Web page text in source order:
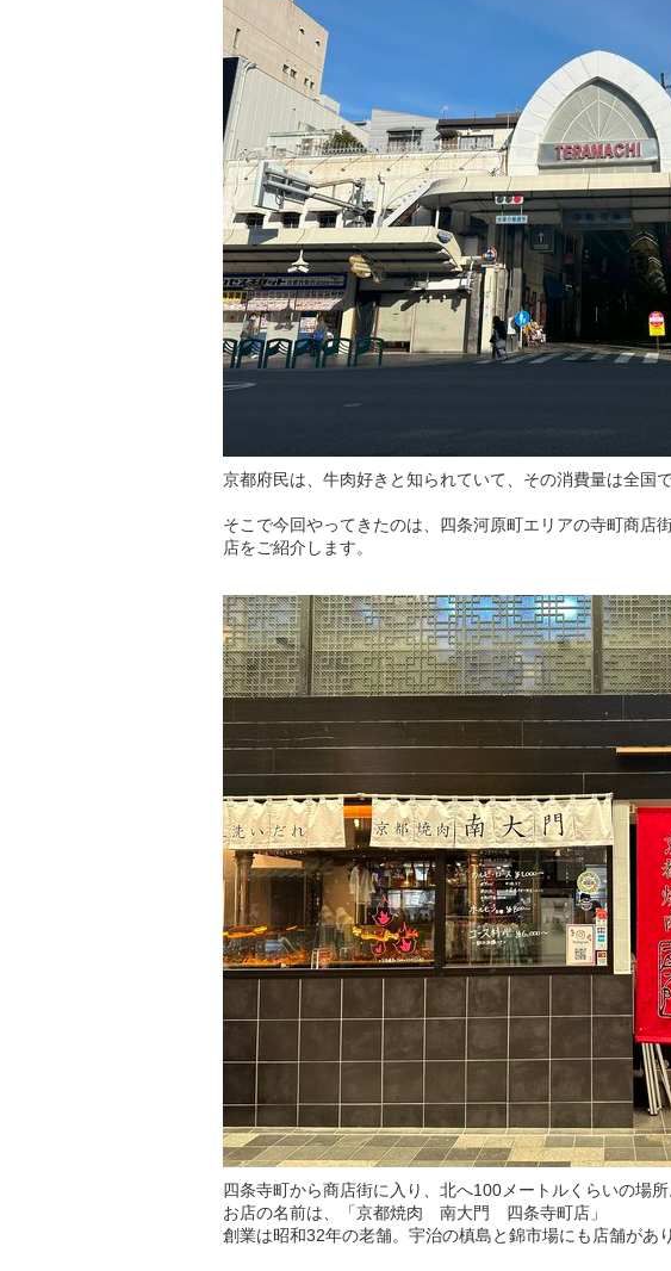
京都府民は、牛肉好きと知られていて、その消費量は全国
そこで今回やってきたのは、四条河原町エリアの寺町商店
店をご紹介します。
四条寺町から商店街に入り、北へ100メートルくらいの場所
お店の名前は、「京都焼肉 南大門 四条寺町店」
創業は昭和32年の老舗。宇治の槙島と錦市場にも店舗があり